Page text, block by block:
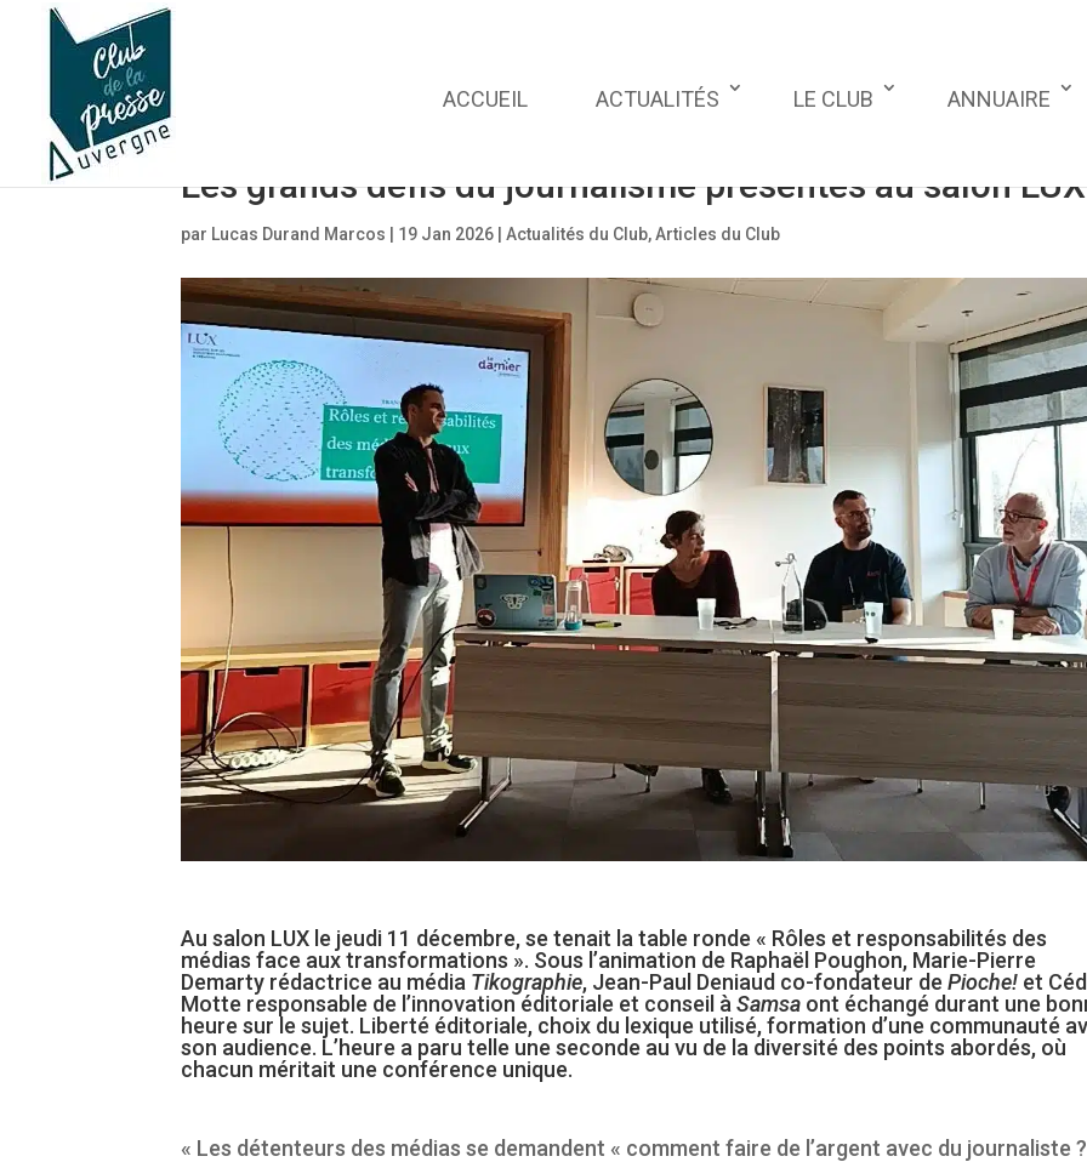
ACCUEIL ACTUALITÉS LE CLUB ANNUAIRE
Les grands défis du journalisme présentés au salon LUX
par Lucas Durand Marcos 19 Jan 2026 |Actualités du Club,Articles du Club
Au salon LUX le jeudi 11 décembre, se tenait la table ronde « Rôles et responsabilités des
médias face aux transformations ». Sous l’animation de Raphaël Poughon, Marie-Pierre
Demarty rédactrice au média Tikographie, Jean-Paul Deniaud co-fondateur dePioche! et
Motte responsable de l’innovation éditoriale et conseil àSamsa ont échangé durant une
heure sur le sujet. Liberté éditoriale, choix du lexique utilisé, formation d’une communauté
son audience. L’heure a paru telle une seconde au vu de la diversité des points abordés, où
chacun méritait une conférence unique.
« Les détenteurs des médias se demandent « comment faire de l’argent avec du journaliste ?